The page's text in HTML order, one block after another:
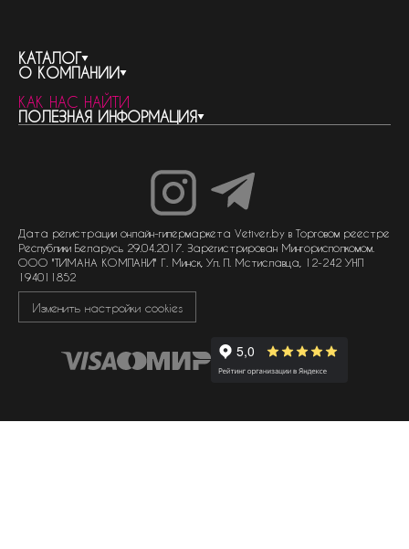
КАТАЛОГ
весь каталог
бренды
женская парфюмерия
мужская парфюмерия
унисекс парфюмерия
О КОМПАНИИ
контакты
о компании
доставка и оплата
КАК НАС НАЙТИ
ПОЛЕЗНАЯ ИНФОРМАЦИЯ
как совершить покупку
политика обработки персональных данных
политика обработки файлов cookie
Дата регистрации онлайн-гипермаркета Vetiver.by в Торговом реестре
Республики Беларусь 29.04.2017. Зарегистрирован Мингорисполкомом.
ООО "ТИМАНА КОМПАНИ" Г. Минск, Ул. П. Мстиславца, 12-242 УНП
194011852
Изменить настройки cookies